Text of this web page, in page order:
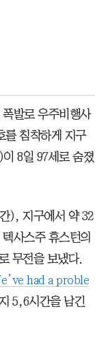
발로 우주비행사
를 침착하게 지구
8일 97세로 숨졌
), 지구에서 약 32
사스주 휴스턴의
무전을 보냈다.
had a proble
5,6시간을 남긴